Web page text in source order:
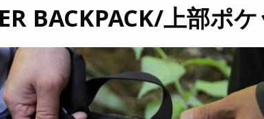
BACKPACK/上部ポ